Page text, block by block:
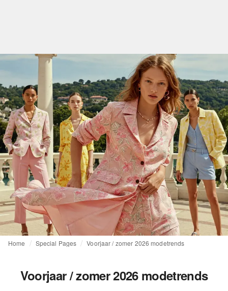
Home Special Pages Voorjaar / zomer 2026 modetrends
Voorjaar / zomer 2026 modetrends